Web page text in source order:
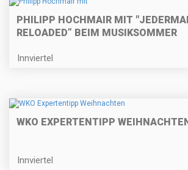
PHILIPP HOCHMAIR MIT
RELOADED” BEIM MUSIKSOMMER
Innviertel
WKO EXPERTENTIPP
Innviertel